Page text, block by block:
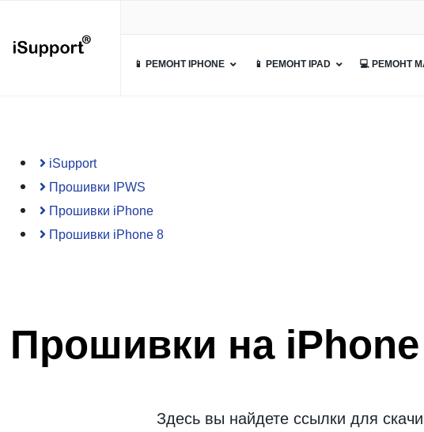
📱 РЕМОНТ IPHONE 📱 РЕМОНТ IPAD 💻 РЕМОНТ
iSupport
Прошивки IPWS
Прошивки iPhone
Прошивки iPhone 8
Прошивки на
Здесь вы найдете ссылки для